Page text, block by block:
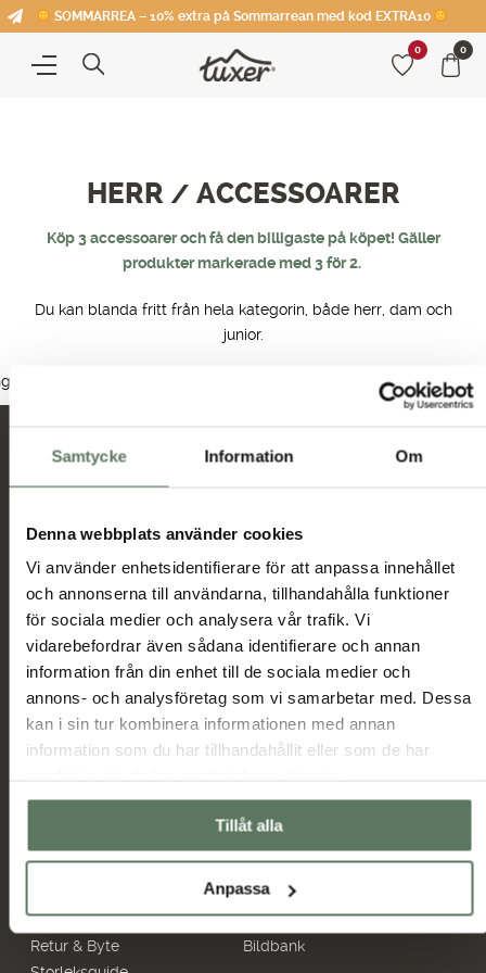
Samtycke Information Om
Denna webbplats använder cookies
Vi använder enhetsidentifierare för att anpassa innehållet
och annonserna till användarna, tillhandahålla funktioner
för sociala medier och analysera vår trafik. Vi
vidarebefordrar även sådana identifierare och annan
information från din enhet till de sociala medier och
annons- och analysföretag som vi samarbetar med. Dessa
kan i sin tur kombinera informationen med annan
information som du har tillhandahållit eller som de har
Tillåt alla
Anpassa
SOMMARREA – 10% extra på Sommarrean med kod EXTRA10
0 0
HERR / ACCESSOARER
Köp 3 accessoarer och få den billigaste på köpet! Gäller
produkter markerade med 3 för 2.
Du kan blanda fritt från hela kategorin, både herr, dam och
junior.
produkter hittades som motsvarar ditt val.
Huvudmeny
Sommarrea
Information
Miljö & hållbarhet
Samarbetspartners
Frågor & svar
Retur & Byte
Återförsäljare
Hitta butiker
Bildbank
Nyheter och erbjudanden
uppgifterna som hämtas in via formuläret och jag
godkänner behandlingen enligtTuxer villkor
Skicka